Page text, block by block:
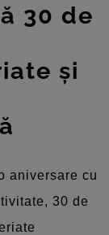
30 de
și
aniversare cu
30 de